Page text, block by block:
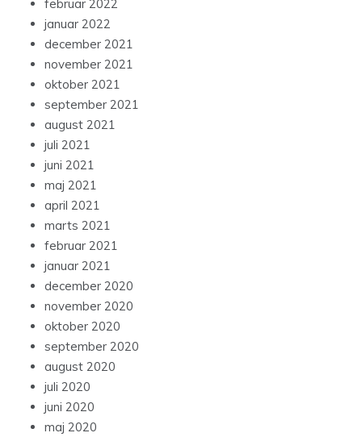
februar 2022
januar 2022
december 2021
november 2021
oktober 2021
september 2021
august 2021
juli 2021
juni 2021
maj 2021
april 2021
marts 2021
februar 2021
januar 2021
december 2020
november 2020
oktober 2020
september 2020
august 2020
juli 2020
juni 2020
maj 2020